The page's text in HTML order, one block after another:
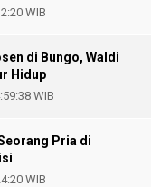
WIB
di Bungo, Waldi
Hidup
WIB
Pria di
WIB